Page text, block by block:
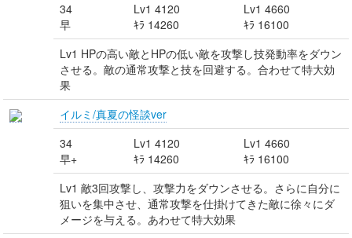
34
早
Lv1 4120
ｷﾗ 14260
Lv1 4660
ｷﾗ 16100
Lv1 HPの高い敵とHPの低い敵を攻撃し技発動率をダウン
させる。敵の通常攻撃と技を回避する。合わせて特大効
果
イルミ/真夏の怪談ver
34
早+
Lv1 4120
ｷﾗ 14260
Lv1 4660
ｷﾗ 16100
Lv1 敵3回攻撃し、攻撃力をダウンさせる。さらに自分に
狙いを集中させ、通常攻撃を仕掛けてきた敵に徐々にダ
メージを与える。あわせて特大効果